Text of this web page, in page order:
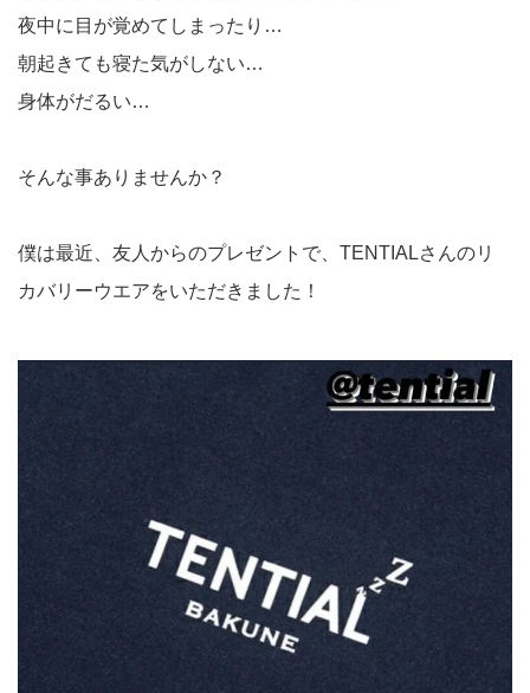
夜中に目が覚めてしまったり…
朝起きても寝た気がしない…
身体がだるい…
そんな事ありませんか？
僕は最近、友人からのプレゼントで、TENTIALさんのリ
カバリーウエアをいただきました！